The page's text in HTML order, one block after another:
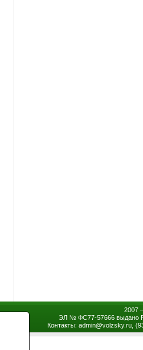
2007
ЭЛ № ФС77-57666 выдано
Контакты: admin@volzsky.ru,